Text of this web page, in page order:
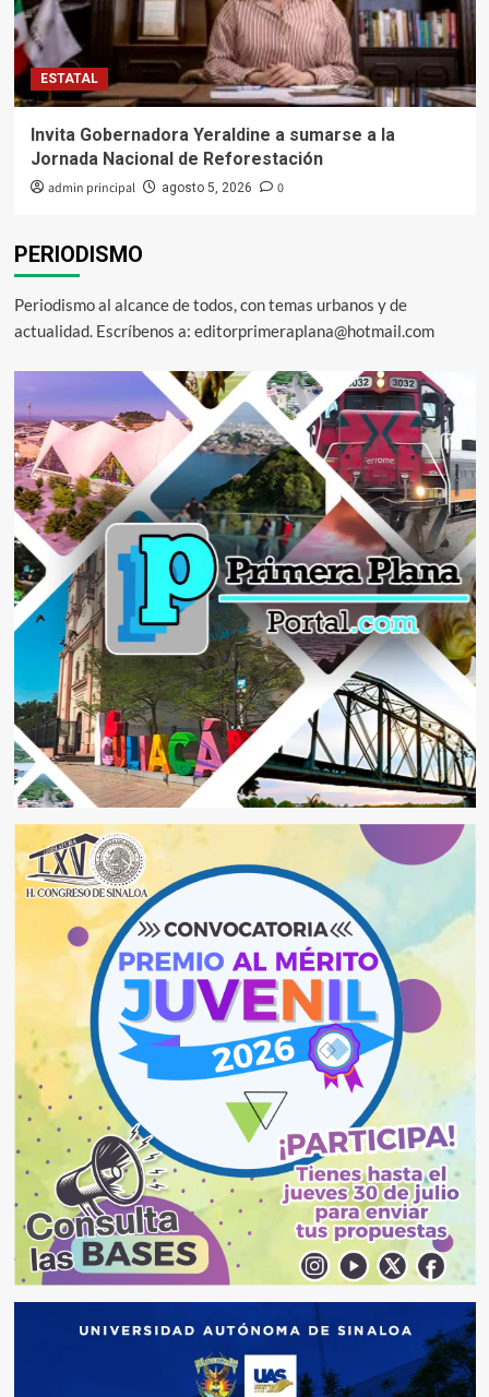
ESTATAL
Invita Gobernadora Yeraldine a sumarse a la
Jornada Nacional de Reforestación
admin principal agosto 5, 2026 0
PERIODISMO
Periodismo al alcance de todos, con temas urbanos y de
actualidad. Escríbenos a: editorprimeraplana@hotmail.com